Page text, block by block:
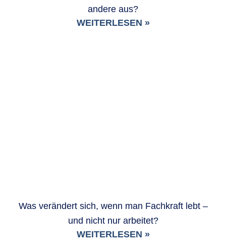
andere aus?
WEITERLESEN »
Was verändert sich, wenn man Fachkraft lebt –
und nicht nur arbeitet?
WEITERLESEN »